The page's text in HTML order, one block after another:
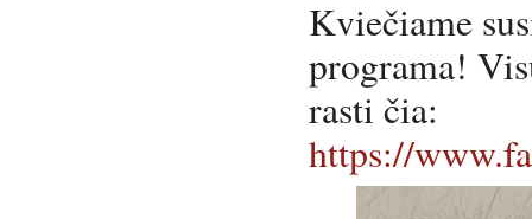
Kviečiame
programa!
rasti čia:
https://